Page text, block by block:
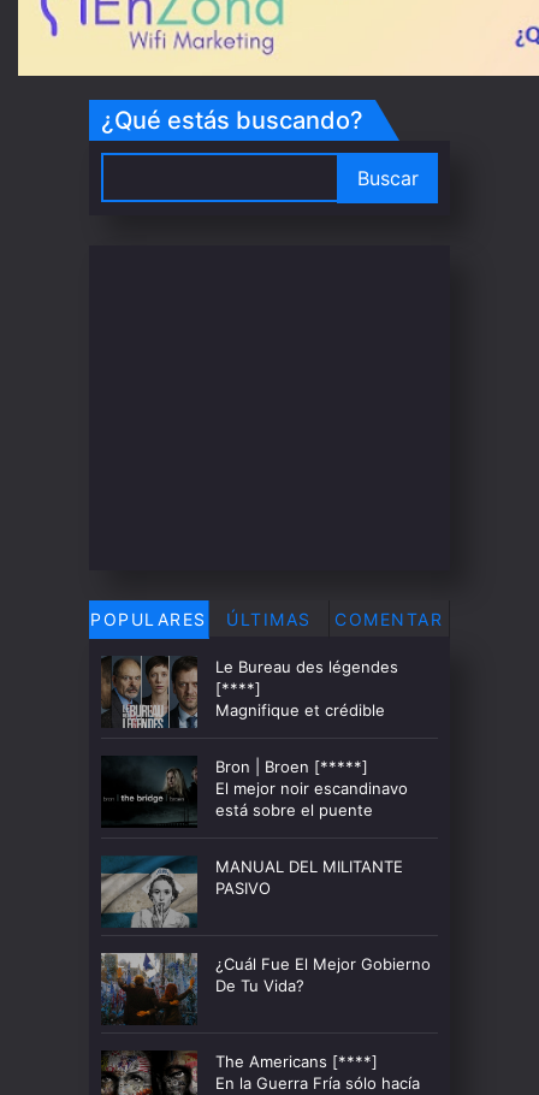
¿Qué estás buscando?
POPULARES ÚLTIMAS COMENTAR
Le Bureau des légendes
[****]
Magnifique et crédible
Bron | Broen [*****]
El mejor noir escandinavo
está sobre el puente
MANUAL DEL MILITANTE
PASIVO
¿Cuál Fue El Mejor Gobierno
De Tu Vida?
The Americans [****]
En la Guerra Fría sólo hacía